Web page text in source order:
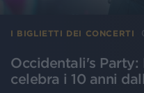
I BIGLIETTI DEI CONCERTI
Occidentali's Party:
celebra i 10 anni